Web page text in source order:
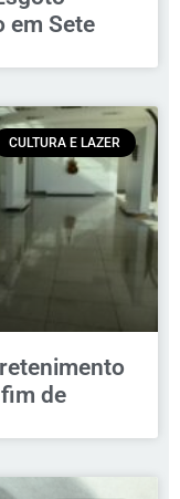
em Sete
CULTURA E LAZER
de